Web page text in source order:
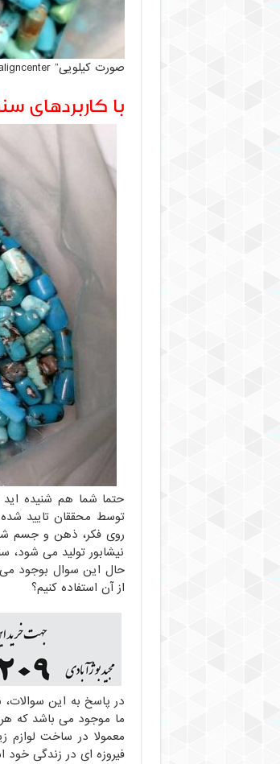
صورت کیلویی” class=”img-responsive aligncenter”>
با کاربردهای
حتما شما هم شنیده
توسط محققان تایید
روی فکر، ذهن و جسم
نیشابور تولید می
حال این سوال بوجود
از آن استفاده کنیم؟
در پاسخ به این سوالات،
ما موجود می باشد که
معمولا در ساخت لوازم
فیروزه ای در زندگی خود